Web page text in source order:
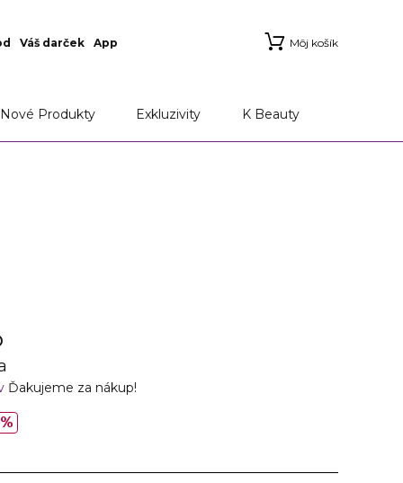
Váš darček App Môj košík
Nové Produkty Exkluzivity K Beauty
Ďakujeme za nákup!